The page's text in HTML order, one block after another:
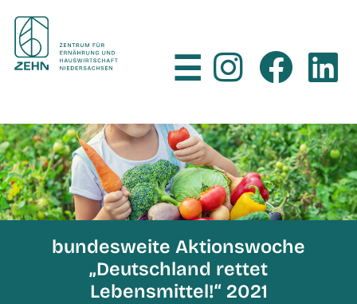
☰
bundesweite Aktionswoche
„Deutschland rettet
Lebensmittel!“ 2021